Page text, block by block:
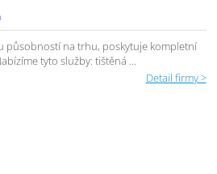
působností na trhu, poskytuje kompletní
tyto služby: tištěná ...
Detail firmy >